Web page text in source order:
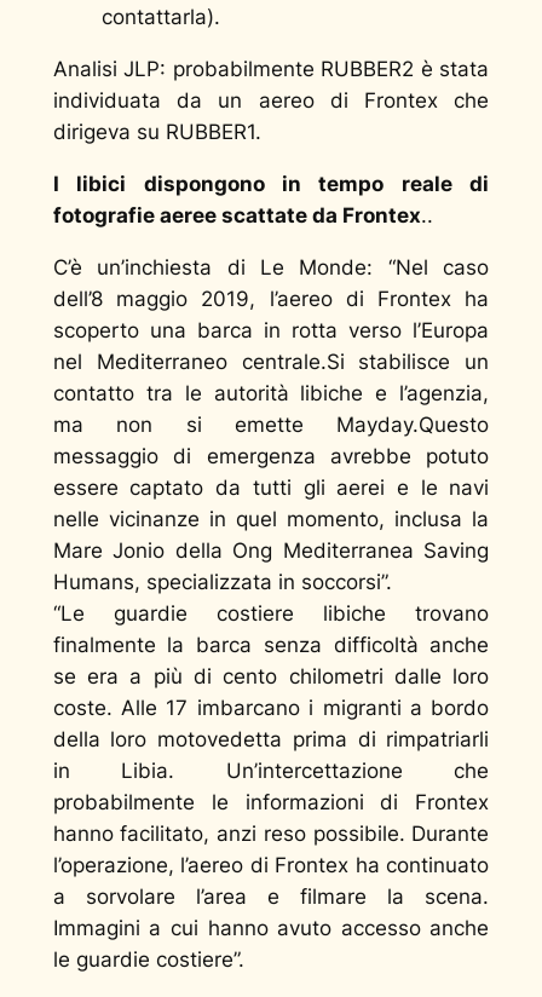
contattarla).
Analisi JLP: probabilmente RUBBER2 è stata
individuata da un aereo di Frontex che
dirigeva su RUBBER1.
I libici dispongono in tempo reale di
fotografie aeree scattate da Frontex..
C’è un’inchiesta di Le Monde: “Nel caso
dell’8 maggio 2019, l’aereo di Frontex ha
scoperto una barca in rotta verso l’Europa
nel Mediterraneo centrale.Si stabilisce un
contatto tra le autorità libiche e l’agenzia,
ma non si emette Mayday.Questo
messaggio di emergenza avrebbe potuto
essere captato da tutti gli aerei e le navi
nelle vicinanze in quel momento, inclusa la
Mare Jonio della Ong Mediterranea Saving
Humans, specializzata in soccorsi”.
“Le guardie costiere libiche trovano
finalmente la barca senza difficoltà anche
se era a più di cento chilometri dalle loro
coste. Alle 17 imbarcano i migranti a bordo
della loro motovedetta prima di rimpatriarli
in Libia. Un’intercettazione che
probabilmente le informazioni di Frontex
hanno facilitato, anzi reso possibile. Durante
l’operazione, l’aereo di Frontex ha continuato
a sorvolare l’area e filmare la scena.
Immagini a cui hanno avuto accesso anche
le guardie costiere”.